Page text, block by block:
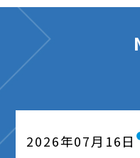
2026年07月16日